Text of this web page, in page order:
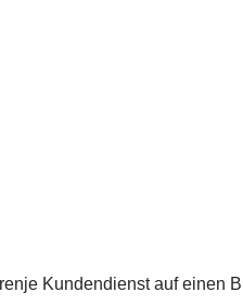
Kundendienst auf einen